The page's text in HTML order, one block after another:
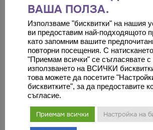
"НАПРАВЛЕНИЯ"
Луиза Коновска: На ЗИЦ
Караджъ“ давам оценка
ВАША ПОЛЗА.
Използваме "бисквитки" на нашия
ви предоставим най-подходящото
като запомним вашите
повторни посещения. С
"Приемам всички" се съгласявате с
използването на ВСИЧКИ
това можете да посетите
бисквитките", за да предоставите
съгласие.
Приемам всички Настройка на